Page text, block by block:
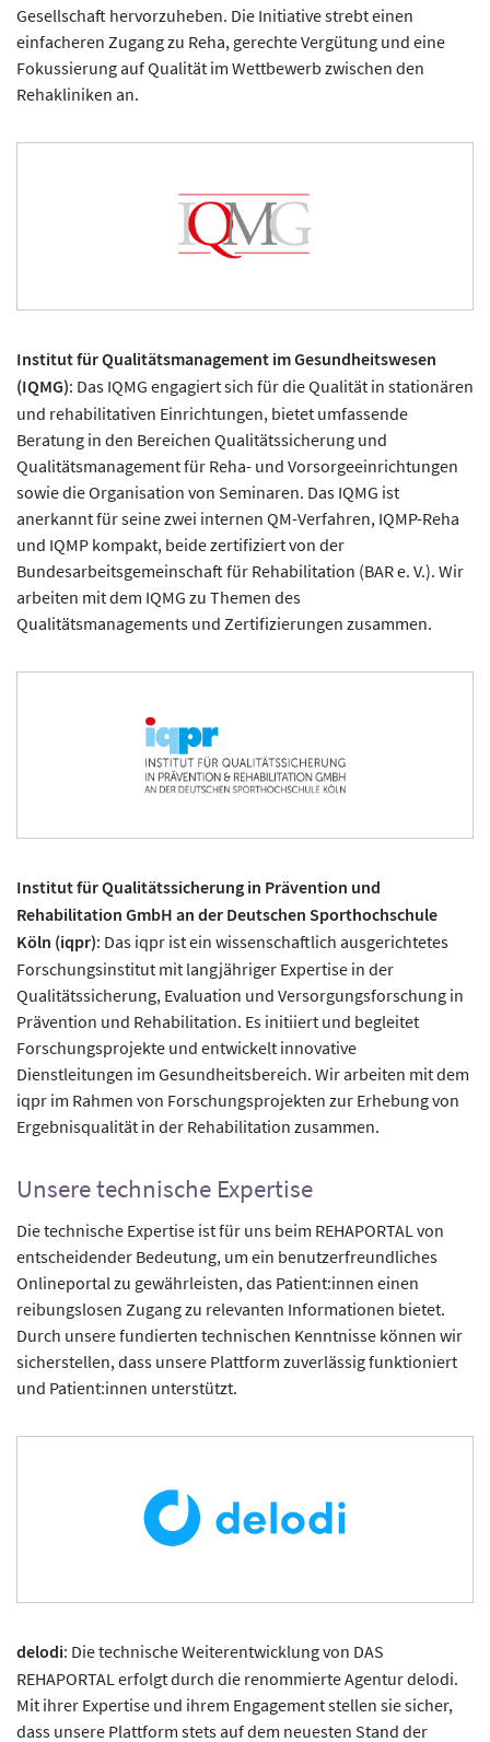
Gesellschaft hervorzuheben. Die Initiative strebt einen
einfacheren Zugang zu Reha, gerechte Vergütung und eine
Fokussierung auf Qualität im Wettbewerb zwischen den
Rehakliniken an.
Institut für Qualitätsmanagement im Gesundheitswesen
(IQMG): Das IQMG engagiert sich für die Qualität in stationären
und rehabilitativen Einrichtungen, bietet umfassende
Beratung in den Bereichen Qualitätssicherung und
Qualitätsmanagement für Reha- und Vorsorgeeinrichtungen
sowie die Organisation von Seminaren. Das IQMG ist
anerkannt für seine zwei internen QM-Verfahren, IQMP-Reha
und IQMP kompakt, beide zertifiziert von der
Bundesarbeitsgemeinschaft für Rehabilitation (BAR e. V.). Wir
arbeiten mit dem IQMG zu Themen des
Qualitätsmanagements und Zertifizierungen zusammen.
Institut für Qualitätssicherung in Prävention und
Rehabilitation GmbH an der Deutschen Sporthochschule
Köln (iqpr): Das iqpr ist ein wissenschaftlich ausgerichtetes
Forschungsinstitut mit langjähriger Expertise in der
Qualitätssicherung, Evaluation und Versorgungsforschung in
Prävention und Rehabilitation. Es initiiert und begleitet
Forschungsprojekte und entwickelt innovative
Dienstleitungen im Gesundheitsbereich. Wir arbeiten mit dem
iqpr im Rahmen von Forschungsprojekten zur Erhebung von
Ergebnisqualität in der Rehabilitation zusammen.
Unsere technische Expertise
Die technische Expertise ist für uns beim REHAPORTAL von
entscheidender Bedeutung, um ein benutzerfreundliches
Onlineportal zu gewährleisten, das Patient:innen einen
reibungslosen Zugang zu relevanten Informationen bietet.
Durch unsere fundierten technischen Kenntnisse können wir
sicherstellen, dass unsere Plattform zuverlässig funktioniert
und Patient:innen unterstützt.
delodi: Die technische Weiterentwicklung von DAS
REHAPORTAL erfolgt durch die renommierte Agentur delodi.
Mit ihrer Expertise und ihrem Engagement stellen sie sicher,
dass unsere Plattform stets auf dem neuesten Stand der